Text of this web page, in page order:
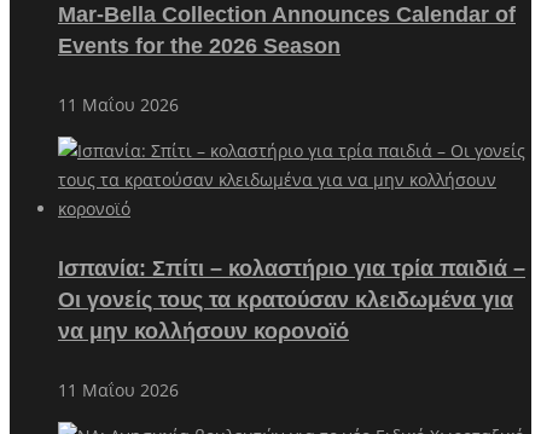
Mar-Bella Collection Announces Calendar of
Events for the 2026 Season
11 Μαΐου 2026
Ισπανία: Σπίτι – κολαστήριο για τρία παιδιά –
Οι γονείς τους τα κρατούσαν κλειδωμένα για
να μην κολλήσουν κορονοϊό
11 Μαΐου 2026